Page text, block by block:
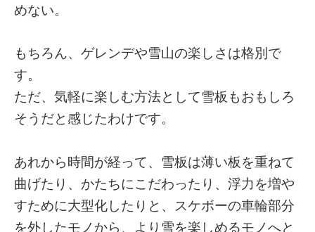
めない。
もちろん、ゲレンデや雪山の楽しさは格別で
す。
ただ、気軽に楽しむ方法として雪板もおもしろ
そうだと感じたわけです。
あれから時間が経って、雪板は薄い板を重ねて
曲げたり、かたちにこだわったり、浮力を増や
すために大型化したりと、スケボーの車輪部分
を外したモノから、より雪を楽しめるモノへと